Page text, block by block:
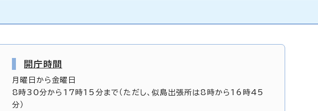
開庁時間
月曜日から金曜日
8時30分から17時15分まで（ただし、似島出張所は8時から16時45
分）